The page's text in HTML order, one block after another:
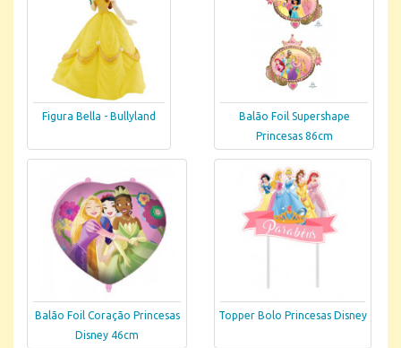
Figura Bella - Bullyland
Balão Foil Supershape
Princesas 86cm
Balão Foil Coração Princesas
Disney 46cm
Topper Bolo Princesas Disney